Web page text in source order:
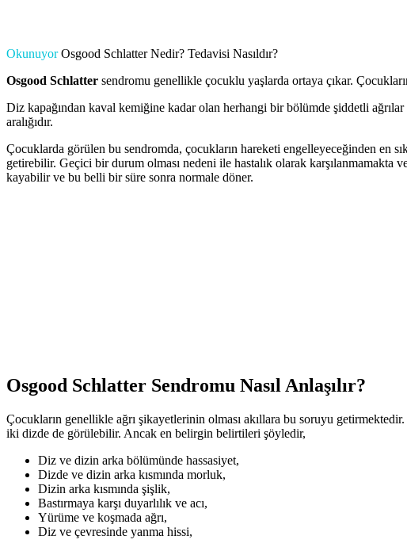
OkunuyorOsgood Schlatter Nedir? Tedavisi Nasıldır?
Osgood Schlatter sendromu genellikle çocuklu yaşlarda ortaya çıkar.
Diz kapağından kaval kemiğine kadar olan herhangi bir bölümde şiddetli
aralığıdır.
Çocuklarda görülen bu sendromda, çocukların hareketi engelleyeceğinden en
getirebilir. Geçici bir durum olması nedeni ile hastalık olarak karşılanmamakta
kayabilir ve bu belli bir süre sonra normale döner.
Osgood Schlatter Sendromu Nasıl Anlaşılır?
Çocukların genellikle ağrı şikayetlerinin olması akıllara bu soruyu getirmektedir.
iki dizde de görülebilir. Ancak en belirgin belirtileri şöyledir,
Diz ve dizin arka bölümünde hassasiyet,
Dizde ve dizin arka kısmında morluk,
Dizin arka kısmında şişlik,
Bastırmaya karşı duyarlılık ve acı,
Yürüme ve koşmada ağrı,
Diz ve çevresinde yanma hissi,